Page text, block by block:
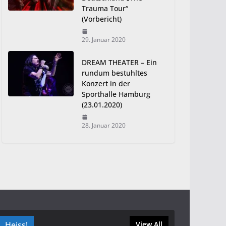
Trauma Tour“
(Vorbericht)
29. Januar 2020
DREAM THEATER – Ein
rundum bestuhltes
Konzert in der
Sporthalle Hamburg
(23.01.2020)
28. Januar 2020